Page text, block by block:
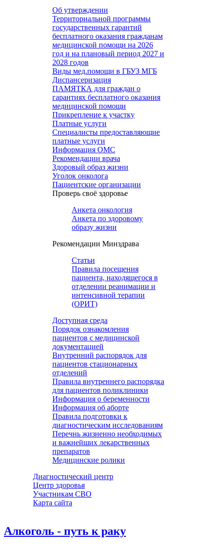
Об утверждении
Территориальной программы
государственных гарантий
бесплатного оказания гражданам
медицинской помощи на 2026
год и на плановый период 2027 и
2028 годов
Виды мед.помощи в ГБУЗ МГБ
Диспансеризация
ПАМЯТКА для граждан о
гарантиях бесплатного оказания
медицинской помощи
Прикрепление к участку
Платные услуги
Специалисты предоставляющие
платные услуги
Информация ОМС
Рекомендации врача
Здоровый образ жизни
Уголок онколога
Пациентские организации
Проверь своё здоровье
Анкета онкология
Анкета по здоровому
образу жизни
Рекомендации Минздрава
Статьи
Правила посещения
пациента, находящегося в
отделении реанимации и
интенсивной терапии
(ОРИТ)
Доступная среда
Порядок ознакомления
пациентов с медицинской
документацией
Внутренний распорядок для
пациентов стационарных
отделений
Правила внутреннего распорядка
для пациентов поликлиники
Информация о беременности
Информация об аборте
Правила подготовки к
диагностическим исследованиям
Перечнь жизненно необходимых
и важнейших лекарственных
препаратов
Медицинские ролики
Диагностический центр
Центр здоровья
Участникам СВО
Карта сайта
Алкоголь - путь к раку